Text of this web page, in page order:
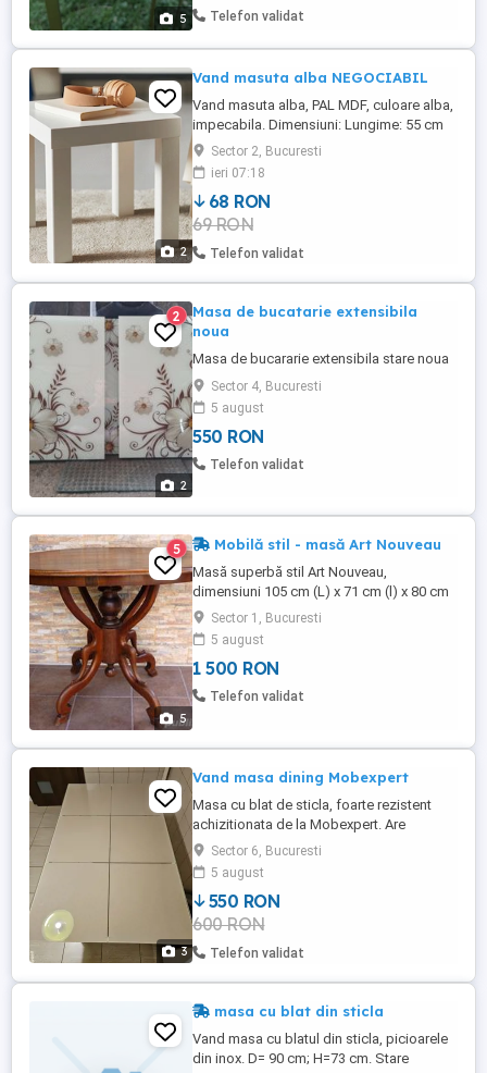
5 Telefon validat
2
Vand masuta alba NEGOCIABIL
Vand masuta alba, PAL MDF, culoare alba,
impecabila. Dimensiuni: Lungime: 55 cm
Latime: 55 cm Inaltime: 50 cm Nu livrez.
Sector 2, Piata Iancului.
Sector 2, Bucuresti
ieri 07:18
68 RON
69 RON
Telefon validat
2
2
Masa de bucatarie extensibila
noua
Masa de bucararie extensibila stare noua
Sector 4, Bucuresti
5 august
550 RON
Telefon validat
5
5 Mobilă stil - masă Art Nouveau
Masă superbă stil Art Nouveau,
dimensiuni 105 cm (L) x 71 cm (l) x 80 cm
(h), stare bună, necesită restaurare. Sunt
persoană serioasă, rog propuneri
serioase! Mulțumesc! Dacă anunțul este
vizibil, înseamnă că obiectul propus la
vânzare este încă disponibil. Nu trimit
Sector 1, Bucuresti
5 august
1 500 RON
Telefon validat
3
Vand masa dining Mobexpert
Masa cu blat de sticla, foarte rezistent
achizitionata de la Mobexpert. Are
picioare metalice care o fac extrem de
stabila. Masa are 130 cm lungime si 80 cm
latime. Dupa cum se poate observa nu are
niciun fel de defect si arata f bine
Sector 6, Bucuresti
5 august
550 RON
600 RON
Telefon validat
masa cu blat din sticla
Vand masa cu blatul din sticla, picioarele
din inox. D= 90 cm; H=73 cm. Stare